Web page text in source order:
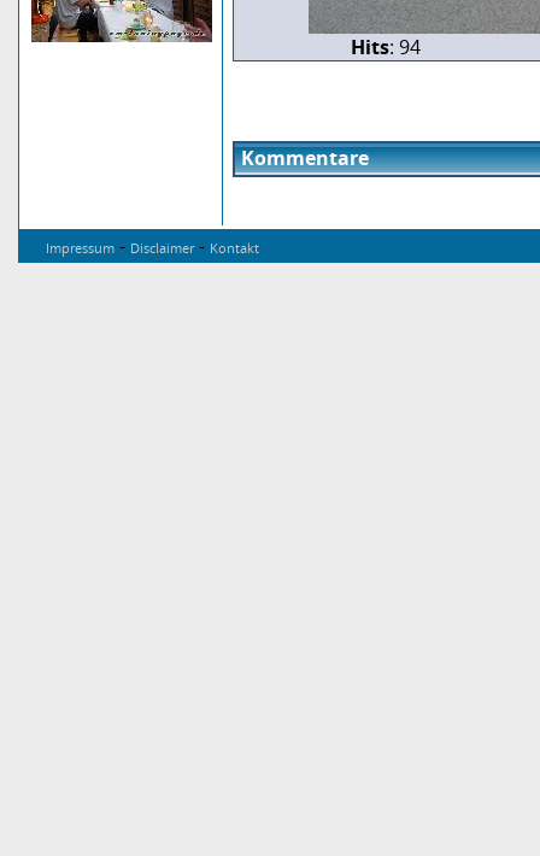
Hits: 94
Kommentare
Impressum - Disclaimer- Kontakt